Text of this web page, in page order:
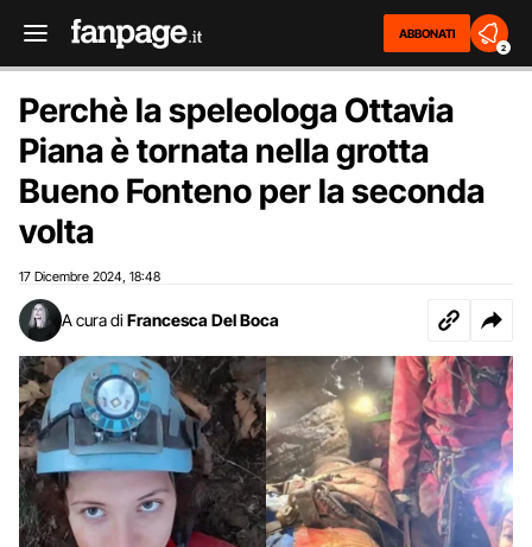
ABBONATI
2
Perchè la speleologa Ottavia
Piana è tornata nella grotta
Bueno Fonteno per la seconda
volta
17 Dicembre 2024 18:48
A cura di Francesca Del Boca